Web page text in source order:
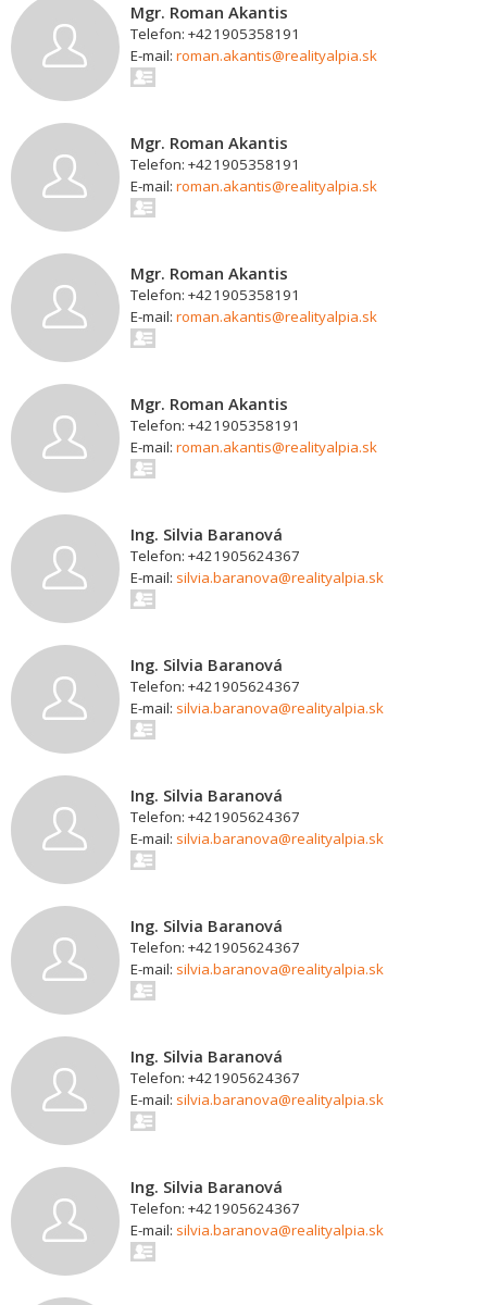
Mgr. Roman Akantis
Telefon: +421905358191
E-mail: roman.akantis@realityalpia.sk
Mgr. Roman Akantis
Telefon: +421905358191
E-mail: roman.akantis@realityalpia.sk
Mgr. Roman Akantis
Telefon: +421905358191
E-mail: roman.akantis@realityalpia.sk
Mgr. Roman Akantis
Telefon: +421905358191
E-mail: roman.akantis@realityalpia.sk
Ing. Silvia Baranová
Telefon: +421905624367
E-mail: silvia.baranova@realityalpia.sk
Ing. Silvia Baranová
Telefon: +421905624367
E-mail: silvia.baranova@realityalpia.sk
Ing. Silvia Baranová
Telefon: +421905624367
E-mail: silvia.baranova@realityalpia.sk
Ing. Silvia Baranová
Telefon: +421905624367
E-mail: silvia.baranova@realityalpia.sk
Ing. Silvia Baranová
Telefon: +421905624367
E-mail: silvia.baranova@realityalpia.sk
Ing. Silvia Baranová
Telefon: +421905624367
E-mail: silvia.baranova@realityalpia.sk